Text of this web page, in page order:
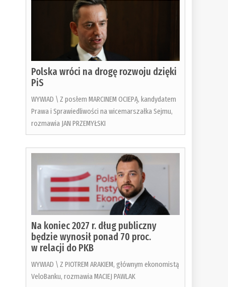
Polska wróci na drogę rozwoju dzięki
PiS
WYWIAD \ Z posłem MARCINEM OCIEPĄ, kandydatem
Prawa i Sprawiedliwości na wicemarszałka Sejmu,
rozmawia JAN PRZEMYŁSKI
Na koniec 2027 r. dług publiczny
będzie wynosił ponad 70 proc.
w relacji do PKB
WYWIAD \ Z PIOTREM ARAKIEM, głównym ekonomistą
VeloBanku, rozmawia MACIEJ PAWLAK